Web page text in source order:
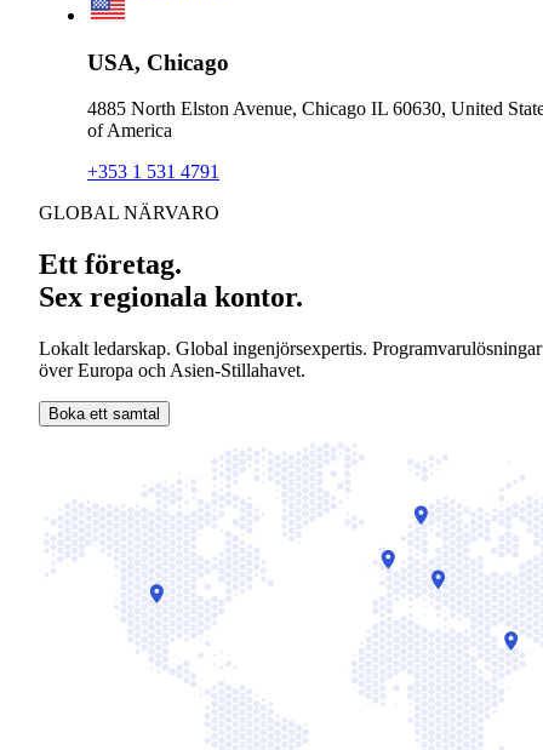
USA, Chicago
4885 North Elston Avenue, Chicago IL 60630, United
of America
+353 1 531 4791
GLOBAL NÄRVARO
Ett företag.
Sex regionala kontor.
Lokalt ledarskap. Global ingenjörsexpertis. Programvarulösningar
över Europa och Asien-Stillahavet.
Boka ett samtal